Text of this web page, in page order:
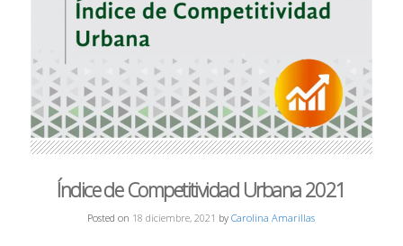
Índice de Competitividad Urbana 2021
Posted on 18 diciembre, 2021 by Carolina Amarillas